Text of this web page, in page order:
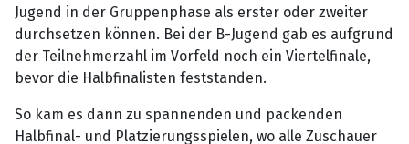
Jugend in der Gruppenphase als erster oder zweiter
durchsetzen können. Bei der B-Jugend gab es aufgrund
der Teilnehmerzahl im Vorfeld noch ein Viertelfinale,
bevor die Halbfinalisten feststanden.
So kam es dann zu spannenden und packenden
Halbfinal- und Platzierungsspielen, wo alle Zuschauer